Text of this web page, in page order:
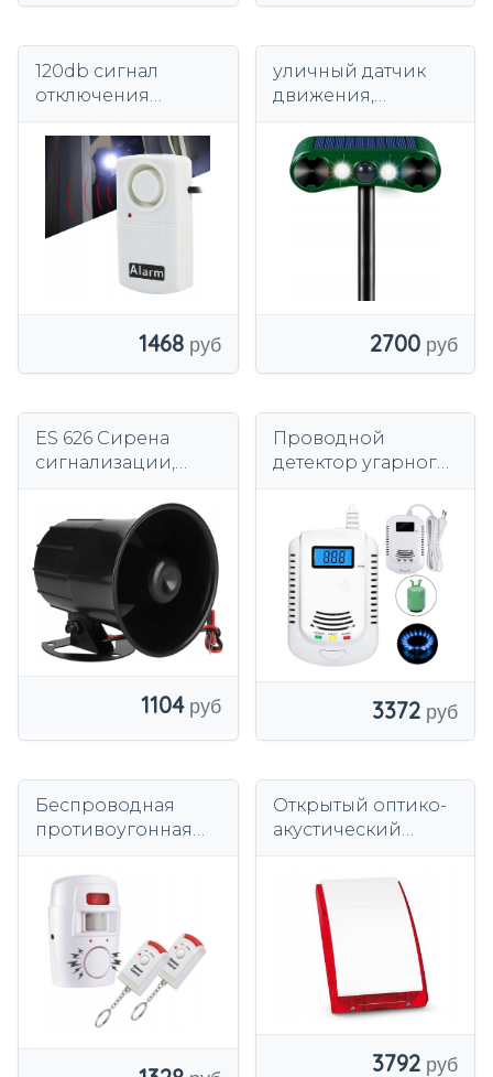
120db сигнал
отключения
1468
уличный датчик
движения,
сигнализация на
солнечной
энергии, IP65
2700
ES 626 Сирена
сигнализации,
постоянного тока,
110 дБ,
модулированный
звук
1104
Проводной
детектор угарного
ЖК-дисплеем,
сертификат CE
3372
Беспроводная
противоугонная
датчиком
движения для
рыбалки, кемпинга
в гараже
Открытый оптико-
акустический
3792